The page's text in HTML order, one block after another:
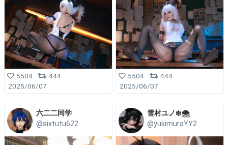
5504
444
2025/06/07
5504
444
2025/06/07
六二二同学
@sixtutu622
雪村ユノ❄️🌨
@yukimuraYY2